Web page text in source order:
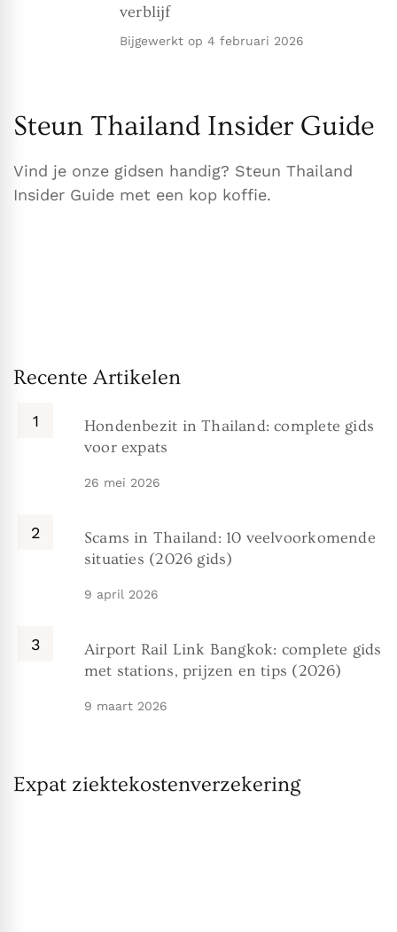
verblijf
Bijgewerkt op 4 februari 2026
Steun Thailand Insider Guide
Vind je onze gidsen handig? Steun Thailand
Insider Guide met een kop koffie.
Recente Artikelen
Hondenbezit in Thailand: complete gids
voor expats
26 mei 2026
Scams in Thailand: 10 veelvoorkomende
situaties (2026 gids)
9 april 2026
Airport Rail Link Bangkok: complete gids
met stations, prijzen en tips (2026)
9 maart 2026
Expat ziektekostenverzekering